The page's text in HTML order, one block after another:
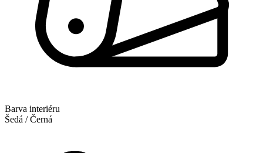
Barva interiéru
Šedá / Černá